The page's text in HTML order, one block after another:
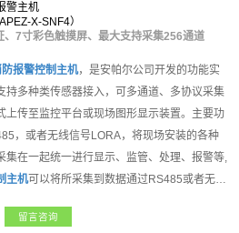
警主机
X-SNF4）
7寸彩色触摸屏、最大支持采集256通道
报警控制主机，是安帕尔公司开发的功能实
持多种类传感器接入，可多通道、多协议采集
上传至监控平台或现场图形显示装置。主要功
，或者无线信号LORA，将现场安装的各种
集在一起统一进行显示、监管、处理、报警等,
主机可以将所采集到数据通过RS485或者无线
。将军系列
留言咨询